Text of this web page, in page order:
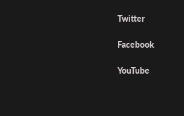
Twitter
Facebook
YouTube